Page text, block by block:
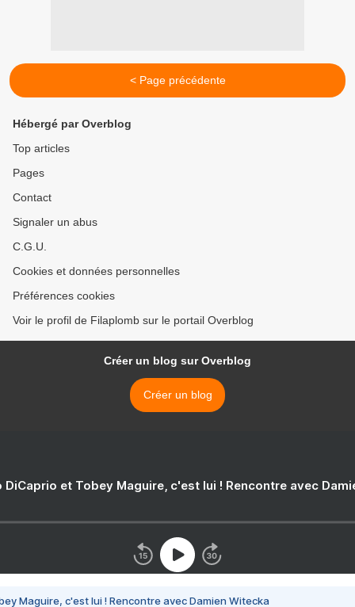
< Page précédente
Hébergé par Overblog
Top articles
Pages
Contact
Signaler un abus
C.G.U.
Cookies et données personnelles
Préférences cookies
Voir le profil de Filaplomb sur le portail Overblog
Créer un blog sur Overblog
Créer un blog
DiCaprio et Tobey Maguire, c'est lui ! Rencontre avec
Maguire, c'est lui ! Rencontre avec Damien Witecka